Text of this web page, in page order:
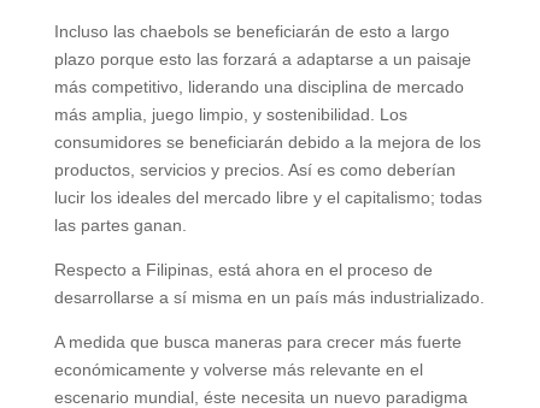
Incluso las chaebols se beneficiarán de esto a largo
plazo porque esto las forzará a adaptarse a un paisaje
más competitivo, liderando una disciplina de mercado
más amplia, juego limpio, y sostenibilidad. Los
consumidores se beneficiarán debido a la mejora de los
productos, servicios y precios. Así es como deberían
lucir los ideales del mercado libre y el capitalismo; todas
las partes ganan.
Respecto a Filipinas, está ahora en el proceso de
desarrollarse a sí misma en un país más industrializado.
A medida que busca maneras para crecer más fuerte
económicamente y volverse más relevante en el
escenario mundial, éste necesita un nuevo paradigma